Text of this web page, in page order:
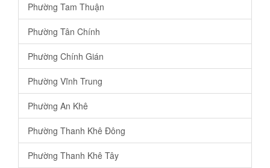
Phường Tam Thuận
Phường Tân Chính
Phường Chính Gián
Phường Vĩnh Trung
Phường An Khê
Phường Thanh Khê Đông
Phường Thanh Khê Tây